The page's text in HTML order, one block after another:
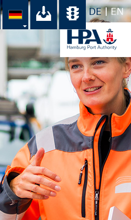
DE EN
Suche Ihr Download-